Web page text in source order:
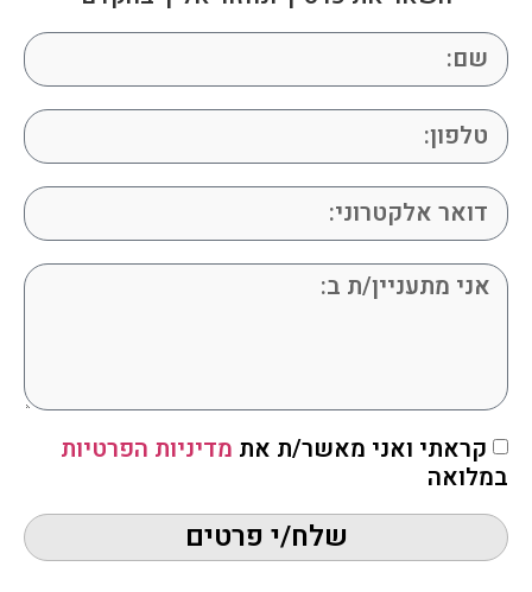
קראתי ואני מאשר/ת את מדיניות הפרטיות
במלואה
שלח/י פרטים